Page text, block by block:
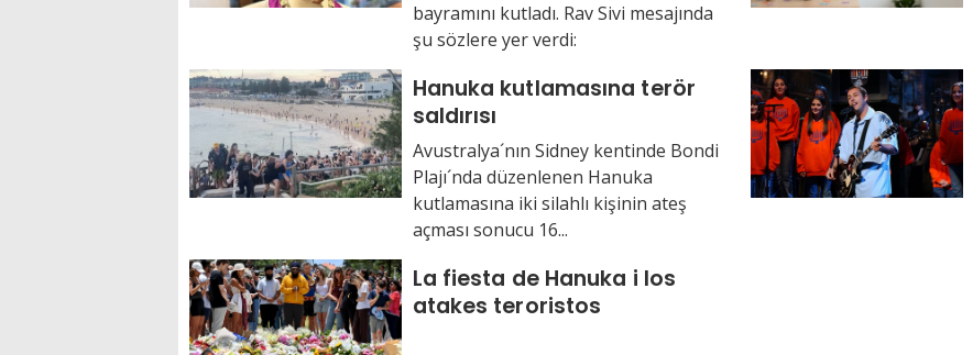
bayramını kutladı. Rav Sivi mesajında
şu sözlere yer verdi:
Hanuka kutlamasına terör
saldırısı
Avustralya´nın Sidney kentinde Bondi
Plajı´nda düzenlenen Hanuka
kutlamasına iki silahlı kişinin ateş
açması sonucu 16...
La fiesta de Hanuka i los
atakes teroristos